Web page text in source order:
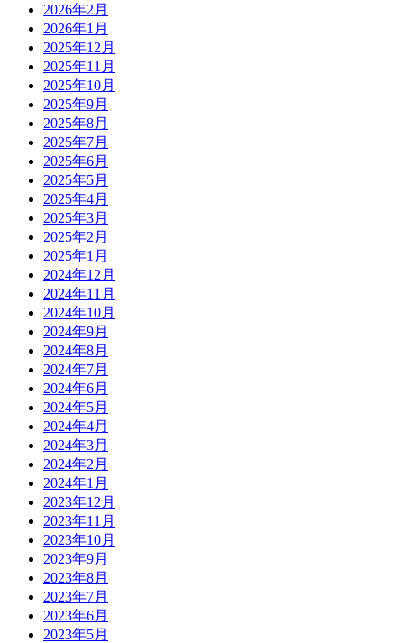
2026年2月
2026年1月
2025年12月
2025年11月
2025年10月
2025年9月
2025年8月
2025年7月
2025年6月
2025年5月
2025年4月
2025年3月
2025年2月
2025年1月
2024年12月
2024年11月
2024年10月
2024年9月
2024年8月
2024年7月
2024年6月
2024年5月
2024年4月
2024年3月
2024年2月
2024年1月
2023年12月
2023年11月
2023年10月
2023年9月
2023年8月
2023年7月
2023年6月
2023年5月